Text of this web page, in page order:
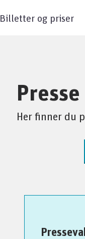
Billetter og priser
Presse
Her finner du